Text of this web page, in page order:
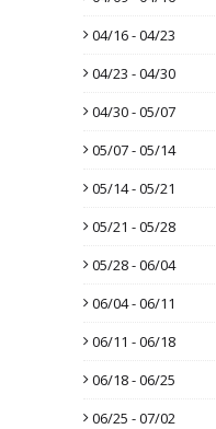
04/16 - 04/23
04/23 - 04/30
04/30 - 05/07
05/07 - 05/14
05/14 - 05/21
05/21 - 05/28
05/28 - 06/04
06/04 - 06/11
06/11 - 06/18
06/18 - 06/25
06/25 - 07/02